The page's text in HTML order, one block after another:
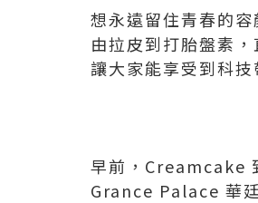
想永遠留住青春的
由拉皮到打胎盤素
讓大家能享受到科
早前，Creamcake
Grance Palace 華